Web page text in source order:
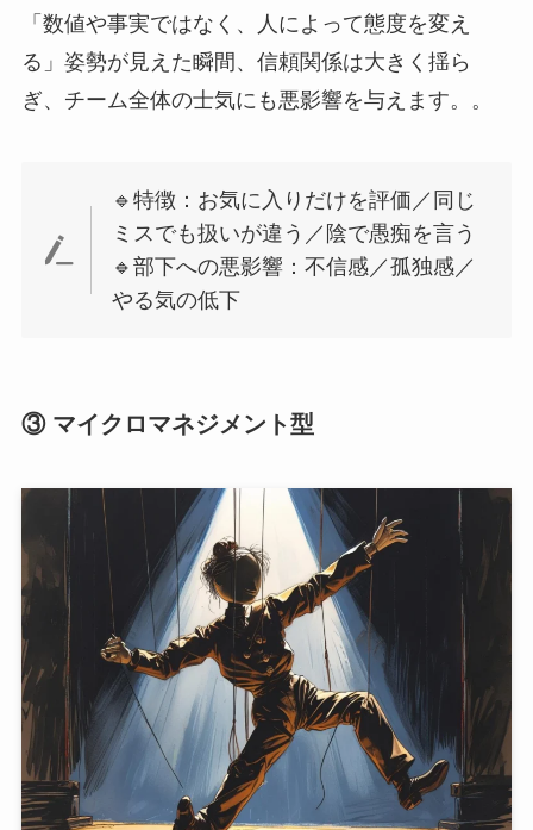
「数値や事実ではなく、人によって態度を変え
る」姿勢が見えた瞬間、信頼関係は大きく揺ら
ぎ、チーム全体の士気にも悪影響を与えます。。
🔹特徴：お気に入りだけを評価／同じ
ミスでも扱いが違う／陰で愚痴を言う
🔹部下への悪影響：不信感／孤独感／
やる気の低下
③ マイクロマネジメント型